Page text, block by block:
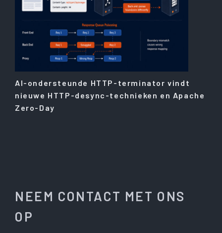
AI-ondersteunde HTTP-terminator vindt
nieuwe HTTP-desync-technieken en Apache
Zero-Day
NEEM CONTACT MET ONS
OP